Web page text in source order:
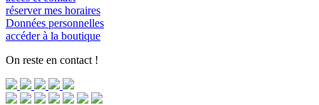
réserver mes horaires
Données personnelles
accéder à la boutique
On reste en contact !